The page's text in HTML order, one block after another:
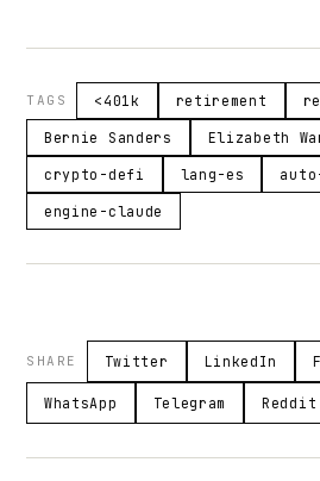
TAGS <401k retirement
Bernie Sanders Elizabeth
crypto-defi lang-es
engine-claude
SHARE Twitter LinkedIn
WhatsApp Telegram Reddit